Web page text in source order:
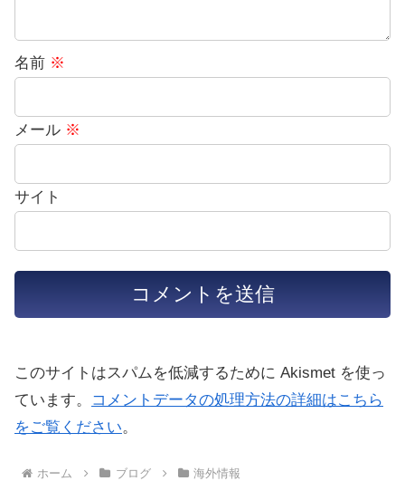
名前 ※
メール ※
サイト
このサイトはスパムを低減するために Akismet を使っ
ています。
コメントデータの処理方法の詳細はこちら
をご覧ください。
ホーム ブログ 海外情報